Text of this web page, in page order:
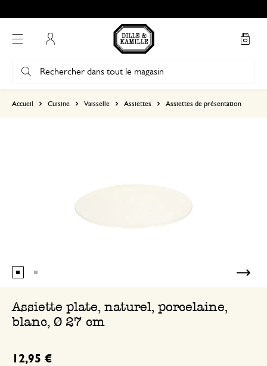
Accueil Cuisine Vaisselle Assiettes Assiettes de présentation
Assiette plate, naturel, porcelaine,
blanc, Ø 27 cm
12,95 €